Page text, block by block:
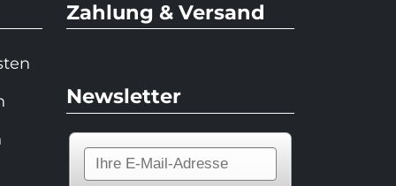
Zahlung & Versand
Newsletter